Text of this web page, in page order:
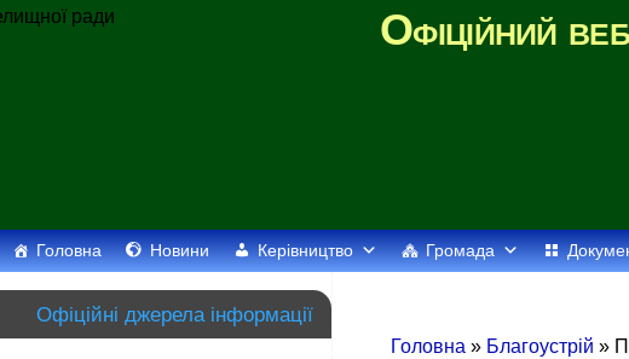
Офіційний
Головна Новини Керівництво Громада
Головна » Благоустрій »
Офіційні джерела інформації